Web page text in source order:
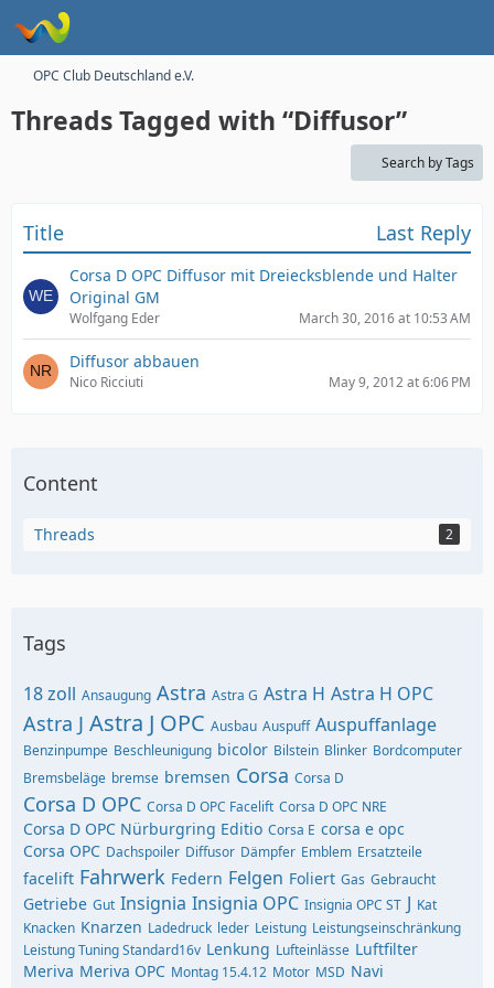
OPC Club Deutschland e.V.
Threads Tagged with “Diffusor”
Search by Tags
Title Last Reply
Corsa D OPC Diffusor mit Dreiecksblende und Halter
Original GM
Wolfgang Eder March 30, 2016 at 10:53 AM
Diffusor abbauen
Nico Ricciuti May 9, 2012 at 6:06 PM
Content
Threads 2
Tags
18 zoll Ansaugung Astra Astra G Astra H Astra H OPC
Astra J Astra J OPC Ausbau Auspuff Auspuffanlage
Benzinpumpe Beschleunigung bicolor Bilstein Blinker Bordcomputer
Bremsbeläge bremse bremsen Corsa Corsa D
Corsa D OPC Corsa D OPC Facelift Corsa D OPC NRE
Corsa D OPC Nürburgring Editio Corsa E corsa e opc
Corsa OPC Dachspoiler Diffusor Dämpfer Emblem Ersatzteile
facelift Fahrwerk Federn Felgen Foliert Gas Gebraucht
Getriebe Gut Insignia Insignia OPC Insignia OPC ST J Kat
Knacken Knarzen Ladedruck leder Leistung Leistungseinschränkung
Leistung Tuning Standard16v Lenkung Lufteinlässe Luftfilter
Meriva Meriva OPC Montag 15.4.12 Motor MSD Navi